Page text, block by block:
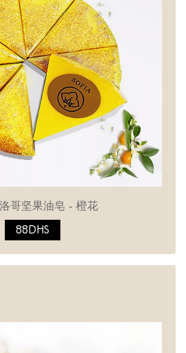
哥坚果油皂 - 橙花
88DHS